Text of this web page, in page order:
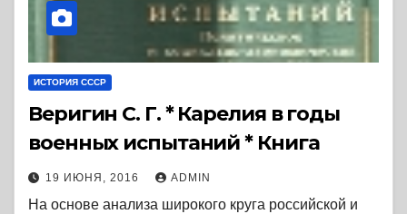
ИСТОРИЯ СССР
Веригин С. Г. * Карелия в годы
военных испытаний * Книга
19 ИЮНЯ, 2016 ADMIN
На основе анализа широкого круга российской и